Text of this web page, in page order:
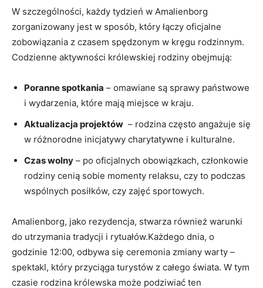
W szczególności, każdy‍ tydzień w Amalienborg
zorganizowany jest w⁣ sposób, który łączy oficjalne
⁢zobowiązania z czasem ‌spędzonym⁣ w kręgu ⁤rodzinnym.
Codzienne aktywności królewskiej⁢ rodziny obejmują:
Poranne⁤ spotkania –‍ omawiane ‌są‍ sprawy państwowe
⁤i ​wydarzenia, które mają miejsce w kraju.
Aktualizacja ⁤projektów ⁢ –‍ rodzina często⁤ angażuje ⁢się
w ⁣różnorodne inicjatywy charytatywne i kulturalne.
Czas wolny – po oficjalnych obowiązkach, członkowie
rodziny⁣ cenią​ sobie momenty relaksu,​ czy to podczas
wspólnych posiłków,⁣ czy zajęć sportowych.
Amalienborg, jako⁢ rezydencja, ​stwarza⁣ również⁤ warunki
do utrzymania tradycji⁣ i rytuałów.Każdego dnia, o
godzinie 12:00,‍ odbywa się​ ceremonia zmiany warty –
spektakl, który przyciąga turystów z ‌całego świata. W tym⁤
czasie rodzina królewska może​ podziwiać⁤ ten